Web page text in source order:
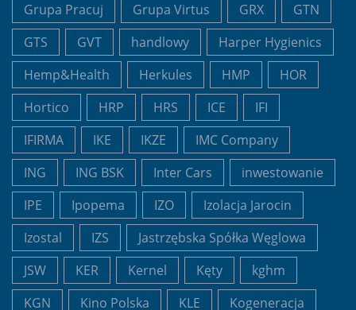
Grupa Pracuj
Grupa Virtus GRX
GTN
GTS
GVT handlowy
Harper Hygienics
Hemp&Health
Herkules HMP
HOR
Hortico
HRP HRS ICE
IFI
IFIRMA
IKE IKZE
IMC Company
ING
ING BSK Inter Cars
inwestowanie
IPE
Ipopema IZO
Izolacja Jarocin
Izostal
IZS
Jastrzębska Spółka Węglowa
JSW
KER Kernel Kęty
kghm
KGN
Kino Polska KLE Kogeneracja